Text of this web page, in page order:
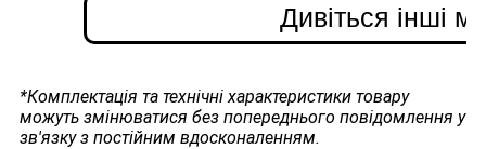
Дивіться інші
*Комплектація та технічні характеристики товару
можуть змінюватися без попереднього повідомлення у
зв'язку з постійним вдосконаленням.